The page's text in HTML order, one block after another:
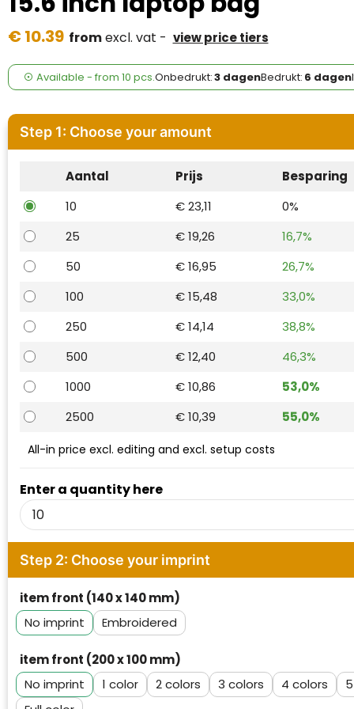
Fresh 'n Rebel
GolfOriginals
James Harvest
Kingcap
MyKit
Ocean Bottle
Parker
Waterman
€ 10.39 fromexcl. vat - view price tiers
Available - from 10 pcs.Onbedrukt:3 dagenBedrukt: 6 dagen
Step 1: Choose your amount
Aantal Prijs
Besparing
10
€ 23,11
0%
25
€ 19,26
16,7%
50
€ 16,95
26,7%
100
€ 15,48
33,0%
250
€ 14,14
38,8%
500
€ 12,40
46,3%
1000
€ 10,86
53,0%
2500
€ 10,39 55,0%
Enter a quantity here
All-in price excl. editing and excl. setup costs
Step 2: Choose your imprint
item front (140 x 140 mm)
No imprint
Embroidered
item front (200 x 100 mm)
No imprint
1 2 3 4
5